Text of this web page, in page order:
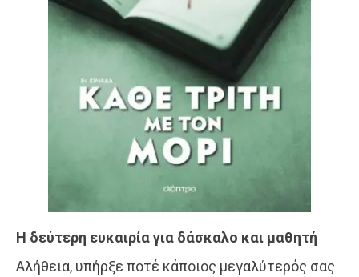
Η δεύτερη ευκαιρία για δάσκαλο και μαθητή
Αλήθεια, υπήρξε ποτέ κάποιος μεγαλύτερός σας